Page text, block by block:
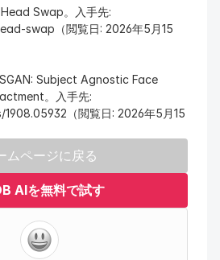
Swap。入手先:
swap（閲覧日: 2026年5月15
Subject Agnostic Face
。入手先:
（閲覧日: 2026年5月15
ムページに戻る
AIを無料で試す